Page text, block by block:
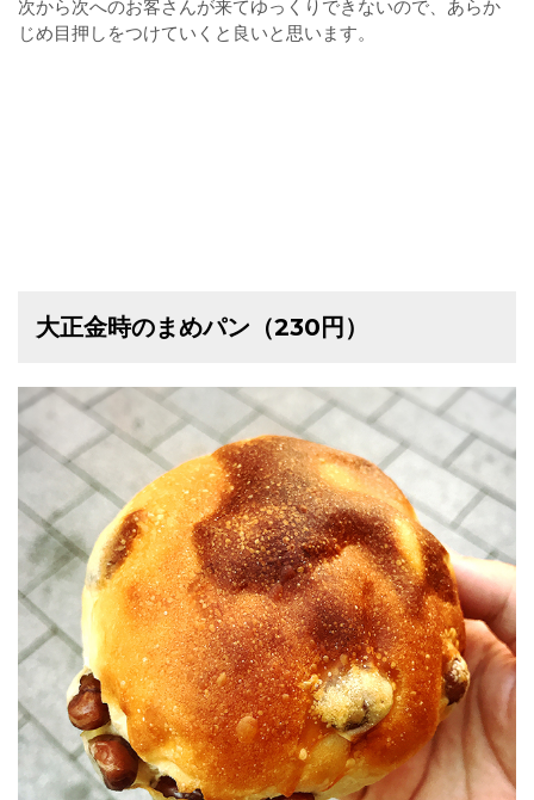
次から次へのお客さんが来てゆっくりできないので、あらか
じめ目押しをつけていくと良いと思います。
大正金時のまめパン（230円）